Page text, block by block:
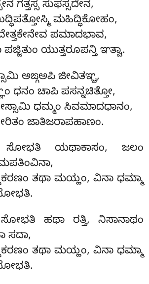
ಗತ್ತಸ್ಸ ಸುಫಸ್ಸದೇನ,
ಮಹಿದ್ಧಿಕೋಹಂ,
ಪಮಾದಭಾವ,
ಯುತ್ತರೂಪನ್ತಿ ಞತ್ವಾ.
ಅಙ್ಗಅಪಿ ಜೀವಿತಞ್ಚ,
ಧನಂ ಚಾಪಿ ಪಸನ್ನಚಿತ್ತೋ,
ಧಮ್ಮಂ ಸಿವಮಾದಧಾನಂ,
ಜಾತಿಜರಾಪಹಾಣಂ.
ಯಥಾಕಾಸಂ, ಜಲಂ
ತಥಾ ಮಯ್ಹಂ, ವಿನಾ ಧಮ್ಮಾ
ಹಥಾ ರತ್ತಿ, ನಿಸಾನಾಥಂ
ಸದಾ,
ತಥಾ ಮಯ್ಹಂ, ವಿನಾ ಧಮ್ಮಾ